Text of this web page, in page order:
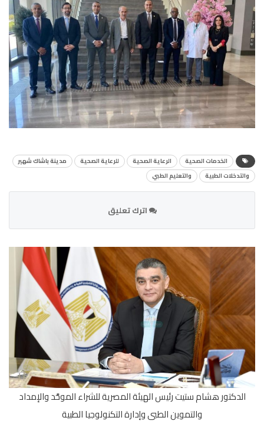
الخدمات الصحية الرعاية الصحية للرعاية الصحية
مدينة باشاك شهير
والتدخلات الطبية
والتعليم الطبي
اترك تعليق
الدكتور هشام ستيت رئيس الهيئة المصرية للشراء الموحَّد والإمداد
والتموين الطبى وإدارة التكنولوجيا الطبية